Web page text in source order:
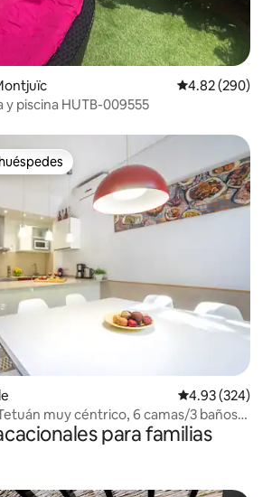
Calificación
4.82 (290)
piscina HUTB-009555
preferido
Calificación
4.93 (324)
muy céntrico, 6 camas/3 baños,
para familias